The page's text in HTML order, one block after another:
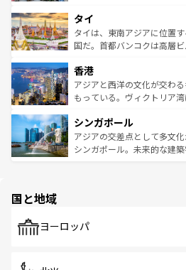
リティに包まれながら、韓
わってみてほ
覧を参照してほしい。
急速な発展と共に伝統が息
ーチミン市のフランス統治
醸し出している。また、バ
とつ。フォーやバインミー、
ひ現地で味わいたい。どの
が旅行者を迎えてくれるの
参照してほしい。
タイ
タイは、東南アジアに位置
国だ。首都バンコクは高層
の活気が交差している。北部
帯で自然と触れ合い、南部
いビーチでリゾート気分を
激する。気候は一年中温暖
が待っている。親しみやす
た文化、そして多様な観光
香港
アジアと西洋の文化が交わ
もっている。ヴィクトリア
み、どこを訪れても感動する
ており、効率よく見どころ
うな絶景から文化的な体験
シンガポール
アジアの交差点として多文
シンガポール。未来的な建
で、ホーカーズは地元の風情
国と地域
ヨーロッパ